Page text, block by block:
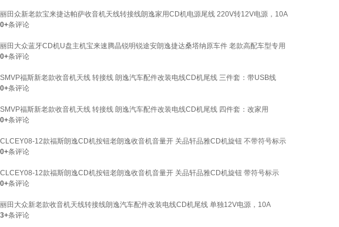
丽田众新老款宝来捷达帕萨收音机天线转接线朗逸家用CD机电源尾线 220V转12V电源，10A
0+条评论
丽田大众蓝牙CD机U盘主机宝来速腾晶锐明锐途安朗逸捷达桑塔纳原车件 老款高配车型专用
0+条评论
SMVP福斯新老款收音机天线 转接线 朗逸汽车配件改装电线CD机尾线 三件套：带USB线
0+条评论
SMVP福斯新老款收音机天线 转接线 朗逸汽车配件改装电线CD机尾线 四件套：改家用
0+条评论
CLCEY08-12款福斯朗逸CD机按钮老朗逸收音机音量开 关品轩品雅CD机旋钮 不带符号标示
0+条评论
CLCEY08-12款福斯朗逸CD机按钮老朗逸收音机音量开 关品轩品雅CD机旋钮 带符号标示
0+条评论
丽田大众新老款收音机天线转接线朗逸汽车配件改装电线CD机尾线 单独12V电源，10A
3+条评论